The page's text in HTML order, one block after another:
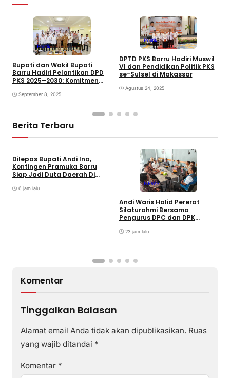
Politik
Bupati dan Wakil Bupati
Barru Hadiri Pelantikan DPD
PKS 2025–2030: Komitmen
September 8, 2025
Politik
DPTD PKS Barru Hadiri Muswil
VI dan Pendidikan Politik PKS
se-Sulsel di Makassar
Agustus 24, 2025
Berita Terbaru
Dilepas Bupati Andi Ina,
Kontingen Pramuka Barru
Siap Jadi Duta Daerah Di
6 jam lalu
NEWS
Andi Waris Halid Pererat
Silaturahmi Bersama
Pengurus DPC dan DPK
23 jam lalu
Komentar
Tinggalkan Balasan
Alamat email Anda tidak akan dipublikasikan. Ruas
yang wajib ditandai *
Komentar *